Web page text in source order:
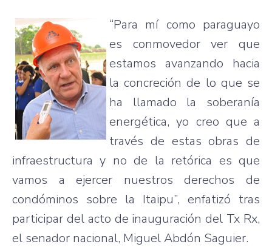
“Para mí como paraguayo
es conmovedor ver que
estamos avanzando hacia
la concreción de lo que se
ha llamado la soberanía
energética, yo creo que a
través de estas obras de
infraestructura y no de la retórica es que
vamos a ejercer nuestros derechos de
condóminos sobre la Itaipu”, enfatizó tras
participar del acto de inauguración del Tx Rx,
el senador nacional, Miguel Abdón Saguier.